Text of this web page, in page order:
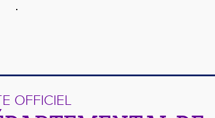
OFFICIEL